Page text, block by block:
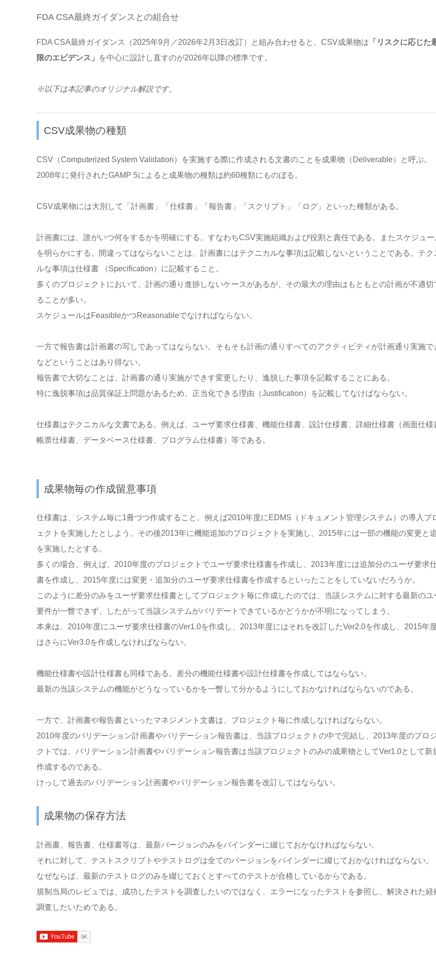
FDA CSA最終ガイダンスとの組合せ
FDA CSA最終ガイダンス（2025年9月／2026年2月3日改訂）と組み合わせると、CSV成果物は 「リスクに応じた
限のエビデンス」
を中心に設計し直すのが2026年以降の標準です。
※以下は本記事のオリジナル解説です。
CSV成果物の種類
CSV（Computerized System Validation）を実施する際に作成される文書のことを成果物（Deliverable）と呼ぶ。
2008年に発行されたGAMP 5によると成果物の種類は約60種類にものぼる。
CSV成果物には大別して「計画書」「仕様書」「報告書」「スクリプト」「ログ」といった種類がある。
計画書には、誰がいつ何をするかを明確にする。すなわちCSV実施組織および役割と責任である。またスケジュー
を明らかにする。間違ってはならないことは、計画書にはテクニカルな事項は記載しないということである。テク
ルな事項は仕様書 （Specification）に記載すること。
多くのプロジェクトにおいて、計画の通り進捗しないケースがあるが、その最大の理由はもともとの計画が不適切
ることが多い。
スケジュールはFeasibleかつReasonableでなければならない。
一方で報告書は計画書の写しであってはならない。そもそも計画の通りすべてのアクティビティが計画通り実施で
などということはあり得ない。
報告書で大切なことは、計画書の通り実施ができす変更したり、逸脱した事項を記載することにある。
特に逸脱事項は品質保証上問題があるため、正当化できる理由（Justification）を記載してなけばならない。
仕様書はテクニカルな文書である。例えば、ユーザ要求仕様書、機能仕様書、設計仕様書、詳細仕様書（画面仕様
帳票仕様書、データベース仕様書、プログラム仕様書）等である。
成果物毎の作成留意事項
仕様書は、システム毎に1冊づつ作成すること。例えば2010年度にEDMS（ドキュメント管理システム）の導入プ
ェクトを実施したとしよう。その後2013年に機能追加のプロジェクトを実施し、2015年には一部の機能の変更と
を実施したとする。
多くの場合、例えば、2010年度のプロジェクトでユーザ要求仕様書を作成し、2013年度には追加分のユーザ要求
書を作成し、2015年度には変更・追加分のユーザ要求仕様書を作成するといったことをしていないだろうか。
このように差分のみをユーザ要求仕様書としてプロジェクト毎に作成したのでは、当該システムに対する最新のユ
要件が一瞥できず、したがって当該システムがバリデートできているかどうかが不明になってしまう。
本来は、2010年度にユーザ要求仕様書のVer1.0を作成し、2013年度にはそれを改訂したVer2.0を作成し、2015年
はさらにVer3.0を作成しなければならない。
機能仕様書や設計仕様書も同様である。差分の機能仕様書や設計仕様書を作成してはならない。
最新の当該システムの機能がどうなっているかを一瞥して分かるようにしておかなければならないのである。
一方で、計画書や報告書といったマネジメント文書は、プロジェクト毎に作成しなければならない。
2010年度のバリデーション計画書やバリデーション報告書は、当該プロジェクトの中で完結し、2013年度のプロ
クトでは、バリデーション計画書やバリデーション報告書は当該プロジェクトのみの成果物としてVer1.0として新
作成するのである。
けっして過去のバリデーション計画書やバリデーション報告書を改訂してはならない。
成果物の保存方法
計画書、報告書、仕様書等は、最新バージョンのみをバインダーに綴じておかなければならない。
それに対して、テストスクリプトやテストログは全てのバージョンをバインダーに綴じておかなければならない。
なぜならば、最新のテストログのみを綴じておくとすべてのテストが合格しているからである。
規制当局のレビュでは、成功したテストを調査したいのではなく、エラーになったテストを参照し、解決された経
調査したいためである。